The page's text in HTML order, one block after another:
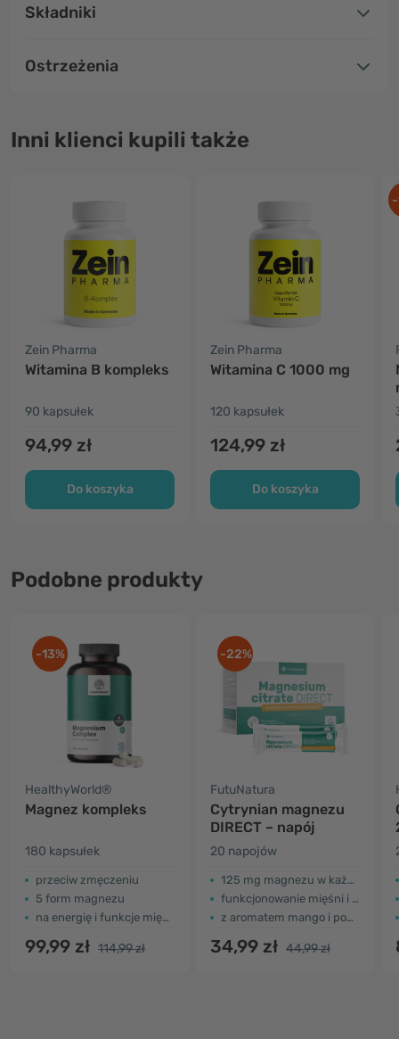
Składniki
Ostrzeżenia
Inni klienci kupili także
Zein Pharma
Witamina B kompleks
90 kapsułek
94,99 zł
Do koszyka
Zein Pharma
Witamina C 1000 mg
120 kapsułek
124,99 zł
Do koszyka
Podobne produkty
-13%
HealthyWorld®
Magnez kompleks
180 kapsułek
przeciw zmęczeniu
5 form magnezu
na energię i funkcje mięśni
99,99 zł 114,99 zł
-22%
FutuNatura
Cytrynian magnezu
DIRECT – napój
20 napojów
125 mg magnezu w każdym napoju
funkcjonowanie mięśni i zastrzyk energii
z aromatem mango i pomarańczy
34,99 zł 44,99 zł